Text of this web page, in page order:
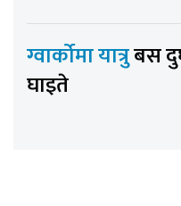
ग्वार्कोमा यात्रुबस
घाइते